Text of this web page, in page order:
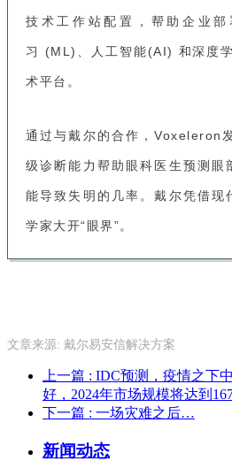
技术工作站配置，帮助企业
习 (ML)、人工智能(AI) 和深度
术平台。
通过与戴尔的合作，Voxeleron
级诊断能力帮助眼科医生预测眼
能导致失明的几率。戴尔凭借现
学家大开“眼界”。
文章来源: 戴尔易安信解决方案
上一篇 : IDC预测，疫情之下
好，2024年市场规模将达到
下一篇 : 一场灾难之后…
新闻动态